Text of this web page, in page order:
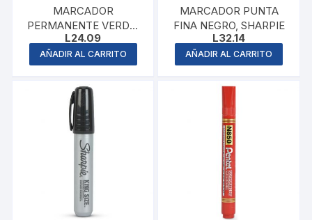
MARCADOR
PERMANENTE VERDE,
PENTEL
L24.09
AÑADIR AL CARRITO
MARCADOR PUNTA
FINA NEGRO, SHARPIE
L32.14
AÑADIR AL CARRITO